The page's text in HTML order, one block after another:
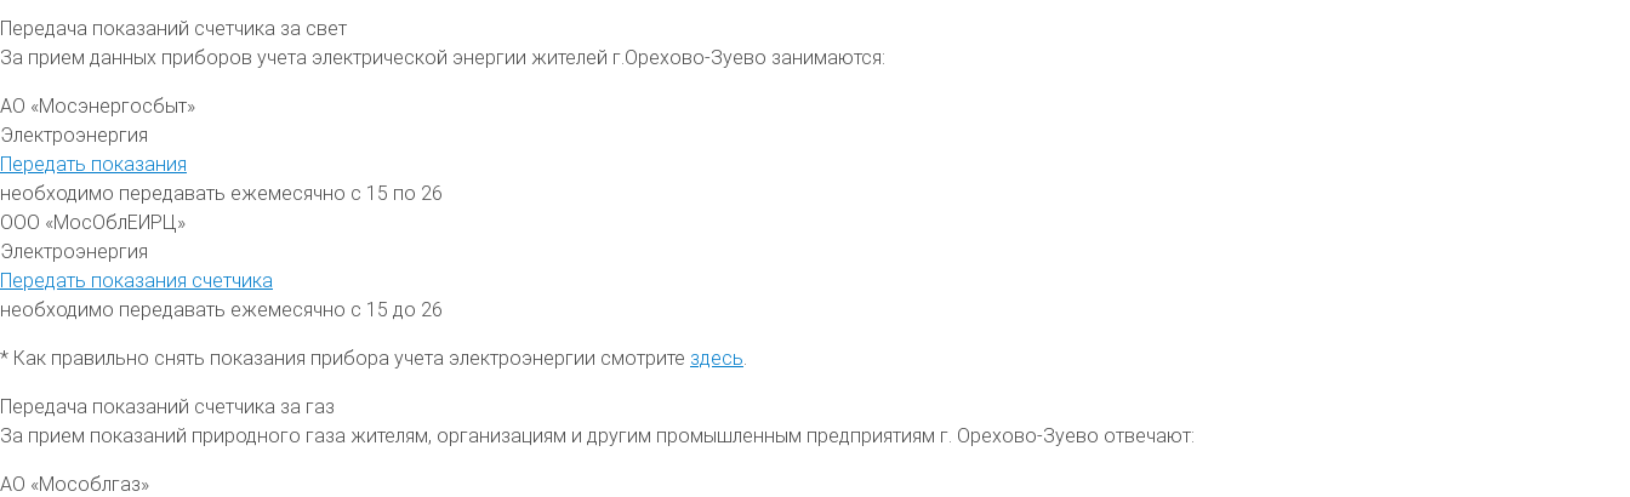
Передача показаний счетчика за свет
За прием данных приборов учета электрической энергии жителей г.Орехово-Зуево занимаются:
АО «Мосэнергосбыт»
Электроэнергия
Передать показания
необходимо передавать ежемесячно с 15 по 26
ООО «МосОблЕИРЦ»
Электроэнергия
Передать показания счетчика
необходимо передавать ежемесячно с 15 до 26
* Как правильно снять показания прибора учета электроэнергии смотрите здесь
Передача показаний счетчика за газ
За прием показаний природного газа жителям, организациям и другим промышленным предприятиям г. Орехово-Зуево отвечают:
АО «Мособлгаз»